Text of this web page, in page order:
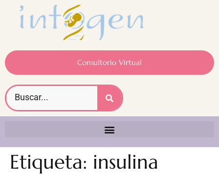
Consultorio Virtual
Etiqueta: insulina